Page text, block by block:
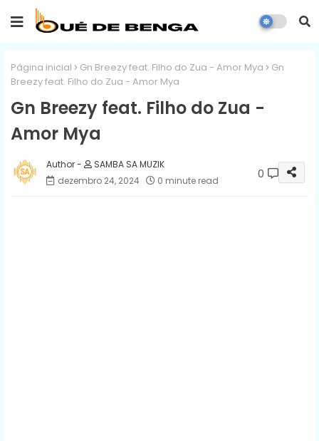
Página inicial Gn Breezy feat. Filho do Zua - Amor Mya
Gn
Breezy feat. Filho do Zua - Amor Mya
Gn Breezy feat. Filho do Zua -
Amor Mya
SAMBA SA MUZIK
dezembro 24, 2024
0 minute read 0